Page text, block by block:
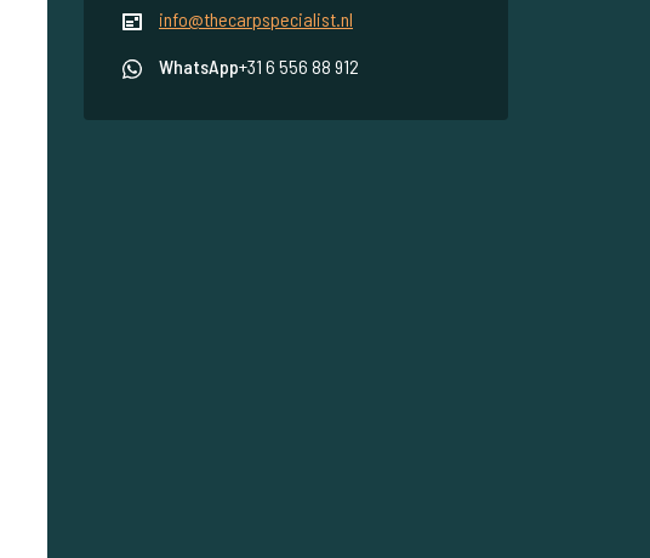
info@thecarpspecialist.nl
WhatsApp+31 6 556 88 912